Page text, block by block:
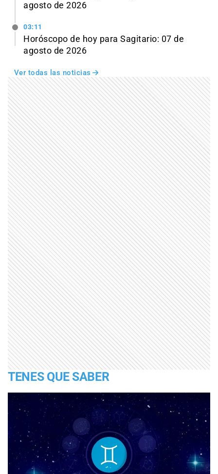
agosto de 2026
03:11
Horóscopo de hoy para Sagitario: 07 de
agosto de 2026
Ver todas las noticias
TENES QUE SABER